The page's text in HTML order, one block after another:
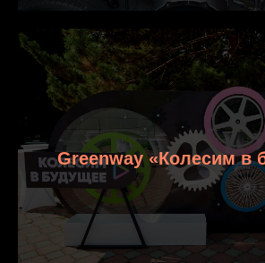
Greenway «Колесим в